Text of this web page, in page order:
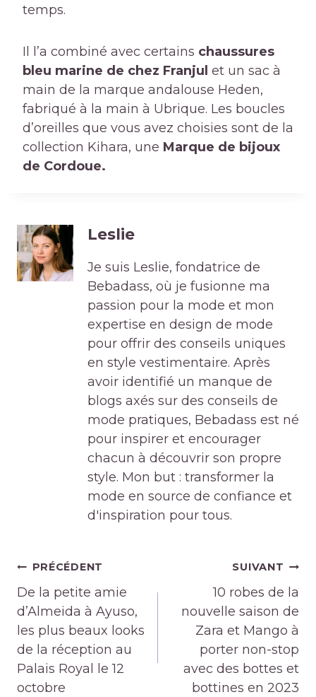
temps.
Il l’a combiné avec certains chaussures
bleu marine de chez Franjul et un sac à
main de la marque andalouse Heden,
fabriqué à la main à Ubrique. Les boucles
d’oreilles que vous avez choisies sont de la
collection Kihara, une Marque de bijoux
de Cordoue.
Leslie
Je suis Leslie, fondatrice de
Bebadass, où je fusionne ma
passion pour la mode et mon
expertise en design de mode
pour offrir des conseils uniques
en style vestimentaire. Après
avoir identifié un manque de
blogs axés sur des conseils de
mode pratiques, Bebadass est né
pour inspirer et encourager
chacun à découvrir son propre
style. Mon but : transformer la
mode en source de confiance et
d'inspiration pour tous.
Navigation
de
l’article
PRÉCÉDENT
De la petite amie
d’Almeida à Ayuso,
les plus beaux looks
de la réception au
Palais Royal le 12
octobre
SUIVANT
10 robes de la
nouvelle saison de
Zara et Mango à
porter non-stop
avec des bottes et
bottines en 2023